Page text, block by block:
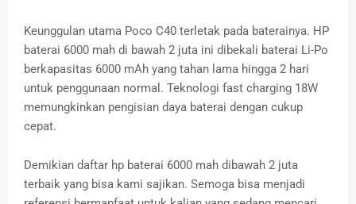
Keunggulan utama Poco C40 terletak pada baterainya. HP
baterai 6000 mah di bawah 2 juta ini dibekali baterai Li-Po
berkapasitas 6000 mAh yang tahan lama hingga 2 hari
untuk penggunaan normal. Teknologi fast charging 18W
memungkinkan pengisian daya baterai dengan cukup
cepat.
Demikian daftar hp baterai 6000 mah dibawah 2 juta
terbaik yang bisa kami sajikan. Semoga bisa menjadi